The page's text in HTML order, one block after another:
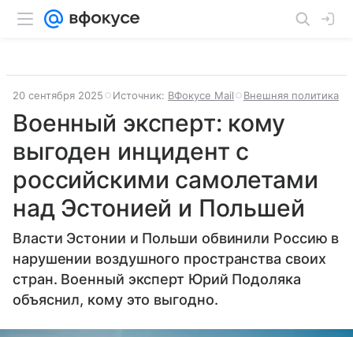
20 сентября 2025 Источник: ВФокусе Mail Внешняя политика
Военный эксперт: кому
выгоден инцидент с
российскими самолетами
над Эстонией и Польшей
Власти Эстонии и Польши обвинили Россию в
нарушении воздушного пространства своих
стран. Военный эксперт Юрий Подоляка
объяснил, кому это выгодно.